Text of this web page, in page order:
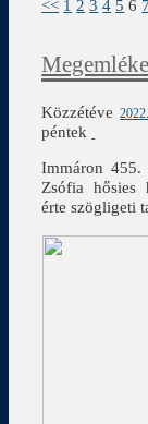
<< 1 2 3 4 5 6 7
Közzétéve
péntek
Immáron 455.
Zsófia hősies
érte szögligeti